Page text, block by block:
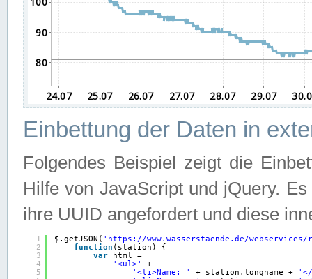
Einbettung der Daten in
Folgendes Beispiel zeigt die
Hilfe von JavaScript und jQuery.
ihre UUID angefordert und diese
1
2
3
4
5
$.getJSON( ' https://www.wasserstaende.de/
function (station) {
var
html =
'<ul>'
+
'<li>Name: '
+ station.longname +